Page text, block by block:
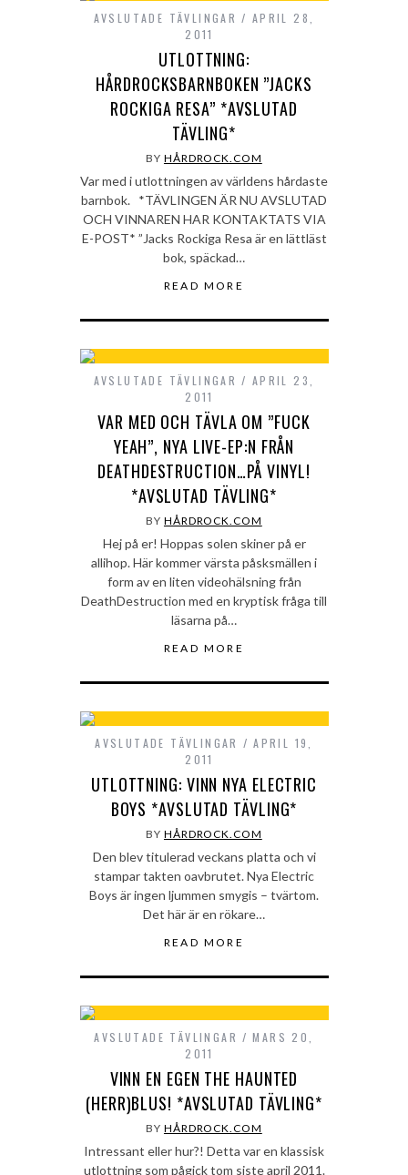
AVSLUTADE TÄVLINGAR
APRIL 28,
2011
UTLOTTNING:
HÅRDROCKSBARNBOKEN ”JACKS
ROCKIGA RESA” *AVSLUTAD
TÄVLING*
BY HÅRDROCK.COM
Var med i utlottningen av världens hårdaste
barnbok. *TÄVLINGEN ÄR NU AVSLUTAD
OCH VINNAREN HAR KONTAKTATS VIA
E-POST* ”Jacks Rockiga Resa är en lättläst
bok, späckad…
READ MORE
AVSLUTADE TÄVLINGAR
APRIL 23,
2011
VAR MED OCH TÄVLA OM ”FUCK
YEAH”, NYA LIVE-EP:N FRÅN
DEATHDESTRUCTION…PÅ VINYL!
*AVSLUTAD TÄVLING*
BY HÅRDROCK.COM
Hej på er! Hoppas solen skiner på er
allihop. Här kommer värsta påsksmällen i
form av en liten videohälsning från
DeathDestruction med en kryptisk fråga till
läsarna på…
READ MORE
AVSLUTADE TÄVLINGAR
APRIL 19,
2011
UTLOTTNING: VINN NYA ELECTRIC
BOYS *AVSLUTAD TÄVLING*
BY HÅRDROCK.COM
Den blev titulerad veckans platta och vi
stampar takten oavbrutet. Nya Electric
Boys är ingen ljummen smygis – tvärtom.
Det här är en rökare…
READ MORE
AVSLUTADE TÄVLINGAR
MARS 20,
2011
VINN EN EGEN THE HAUNTED
(HERR)BLUS! *AVSLUTAD TÄVLING*
BY HÅRDROCK.COM
Intressant eller hur?! Detta var en klassisk
utlottning som pågick tom siste april 2011.